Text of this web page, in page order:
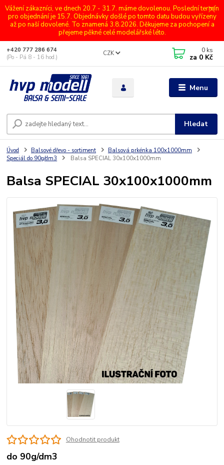
Vážení zákazníci, ve dnech 20.7 - 31.7. máme dovolenou. Poslední termín
pro objednání je 15.7. Objednávky došlé po tomto datu budou vyřízeny
až po naší dovolené. To znamená 3.8.2026. Děkujeme za pochopení a
přejeme pěkné celé modelářské léto.
Menu
CZK
Hledat
+420 777 286 674
(Po - Pá 8 - 16 hod.)
0 ks
za 0 Kč
Úvod Balsové dřevo - sortiment
Balsová prkénka 100x1000mm
Speciál do 90g/dm3
Balsa SPECIAL 30x100x1000mm
Balsa SPECIAL 30x100x1000mm
Ohodnotit produkt
do 90g/dm3